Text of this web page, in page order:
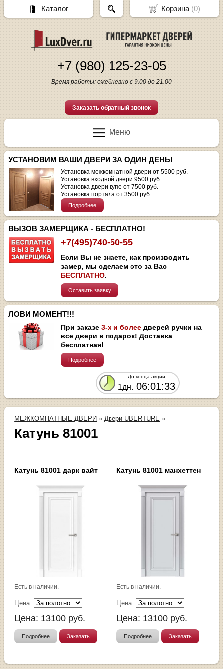
+7 (980) 125-23-05
Время работы: ежедневно с 9.00 до 21.00
Заказать обратный звонок
Меню
УСТАНОВИМ ВАШИ ДВЕРИ ЗА ОДИН ДЕНЬ!
Установка межкомнатной двери от 5500 руб.
Установка входной двери 9500 руб.
Установка двери купе от 7500 руб.
Установка портала от 3500 руб.
Подробнее
ВЫЗОВ ЗАМЕРЩИКА - БЕСПЛАТНО!
+7(495)740-50-55
Если Вы не знаете, как производить
замер, мы сделаем это за Вас
БЕСПЛАТНО.
Оставить заявку
ЛОВИ МОМЕНТ!!!
При заказе3-х и более дверей ручки на
все двери в подарок! Доставка
бесплатная!
Подробнее
До конца акции
1дн. 06:01:33
МЕЖКОМНАТНЫЕ ДВЕРИ » Двери UBERTURE »
Катунь 81001
Катунь 81001 дарк вайт
Есть в наличии.
Цена:
Цена: 13100 руб.
Подробнее Заказать
Катунь 81001 манхеттен
Есть в наличии.
Цена:
Цена: 13100 руб.
Подробнее Заказать
Корзина(0)
Каталог